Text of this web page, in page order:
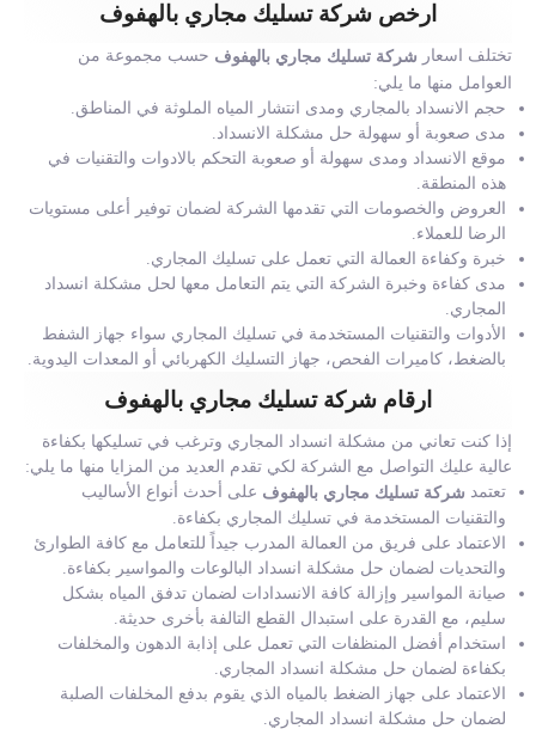
ارخص شركة تسليك مجاري بالهفوف
تختلف اسعار شركة تسليك مجاري بالهفوف حسب مجموعة من
العوامل منها ما يلي:
حجم الانسداد بالمجاري ومدى انتشار المياه الملوثة في المناطق.
مدى صعوبة أو سهولة حل مشكلة الانسداد.
موقع الانسداد ومدى سهولة أو صعوبة التحكم بالادوات والتقنيات في
هذه المنطقة.
العروض والخصومات التي تقدمها الشركة لضمان توفير أعلى مستويات
الرضا للعملاء.
خبرة وكفاءة العمالة التي تعمل على تسليك المجاري.
مدى كفاءة وخبرة الشركة التي يتم التعامل معها لحل مشكلة انسداد
المجاري.
الأدوات والتقنيات المستخدمة في تسليك المجاري سواء جهاز الشفط
بالضغط، كاميرات الفحص، جهاز التسليك الكهربائي أو المعدات اليدوية.
ارقام شركة تسليك مجاري بالهفوف
إذا كنت تعاني من مشكلة انسداد المجاري وترغب في تسليكها بكفاءة
عالية عليك التواصل مع الشركة لكي تقدم العديد من المزايا منها ما يلي:
تعتمد شركة تسليك مجاري بالهفوف على أحدث أنواع الأساليب
والتقنيات المستخدمة في تسليك المجاري بكفاءة.
الاعتماد على فريق من العمالة المدرب جيداً للتعامل مع كافة الطوارئ
والتحديات لضمان حل مشكلة انسداد البالوعات والمواسير بكفاءة.
صيانة المواسير وإزالة كافة الانسدادات لضمان تدفق المياه بشكل
سليم، مع القدرة على استبدال القطع التالفة بأخرى حديثة.
استخدام أفضل المنظفات التي تعمل على إذابة الدهون والمخلفات
بكفاءة لضمان حل مشكلة انسداد المجاري.
الاعتماد على جهاز الضغط بالمياه الذي يقوم بدفع المخلفات الصلبة
لضمان حل مشكلة انسداد المجاري.